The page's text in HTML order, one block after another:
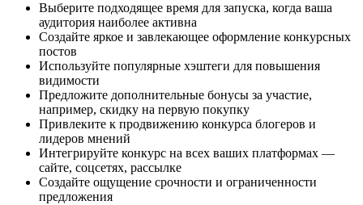
Выберите подходящее время для запуска, когда ваша
аудитория наиболее активна
Создайте яркое и завлекающее оформление конкурсных
постов
Используйте популярные хэштеги для повышения
видимости
Предложите дополнительные бонусы за участие,
например, скидку на первую покупку
Привлеките к продвижению конкурса блогеров и
лидеров мнений
Интегрируйте конкурс на всех ваших платформах —
сайте, соцсетях, рассылке
Создайте ощущение срочности и ограниченности
предложения